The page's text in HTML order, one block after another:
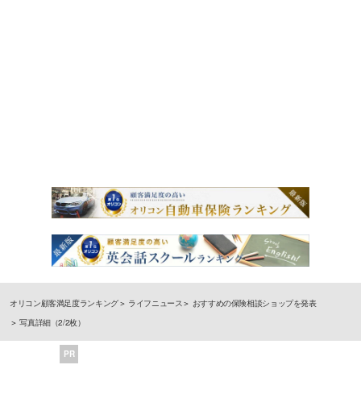
オリコン顧客満足度ランキング ライフニュース
おすすめの保険相談ショップを発表
写真詳細（2/2枚）
PR